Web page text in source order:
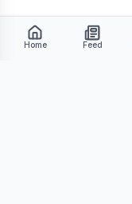
Home Feed